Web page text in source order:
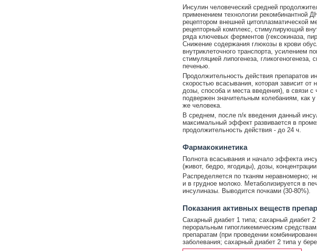
Инсулин человеческий средней
применением технологии рекомбинантной
рецептором внешней цитоплазматической
рецепторный комплекс, стимулирующий
ряда ключевых ферментов (гексокиназа,
Снижение содержания глюкозы в крови
внутриклеточного транспорта, усилением
стимуляцией липогенеза,
печенью.
Продолжительность действия препаратов
скоростью всасывания, которая зависит от
дозы, способа и места введения), в связи
подвержен значительным колебаниям, как
же человека.
В среднем, после п/к введения данный
максимальный эффект развивается в
продолжительность действия - до 24 ч.
Фармакокинетика
Полнота всасывания и начало эффекта
(живот, бедро, ягодицы), дозы,
Распределяется по тканям неравномерно;
и в грудное молоко. Метаболизируется в
инсулиназы. Выводится почками (30-80%).
Показания активных веществ
Сахарный диабет 1 типа; сахарный диабет 2
пероральным гипогликемическим
препаратам (при проведении
заболевания; сахарный диабет 2 типа у